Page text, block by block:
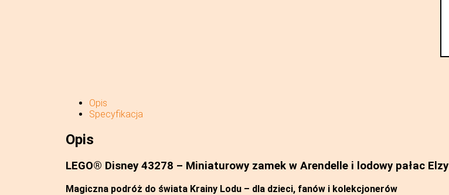
Opis
Specyfikacja
Opis
LEGO® Disney 43278 – Miniaturowy zamek w Arendelle i lodowy pałac Elzy
Magiczna podróż do świata Krainy Lodu – dla dzieci, fanów i kolekcjonerów